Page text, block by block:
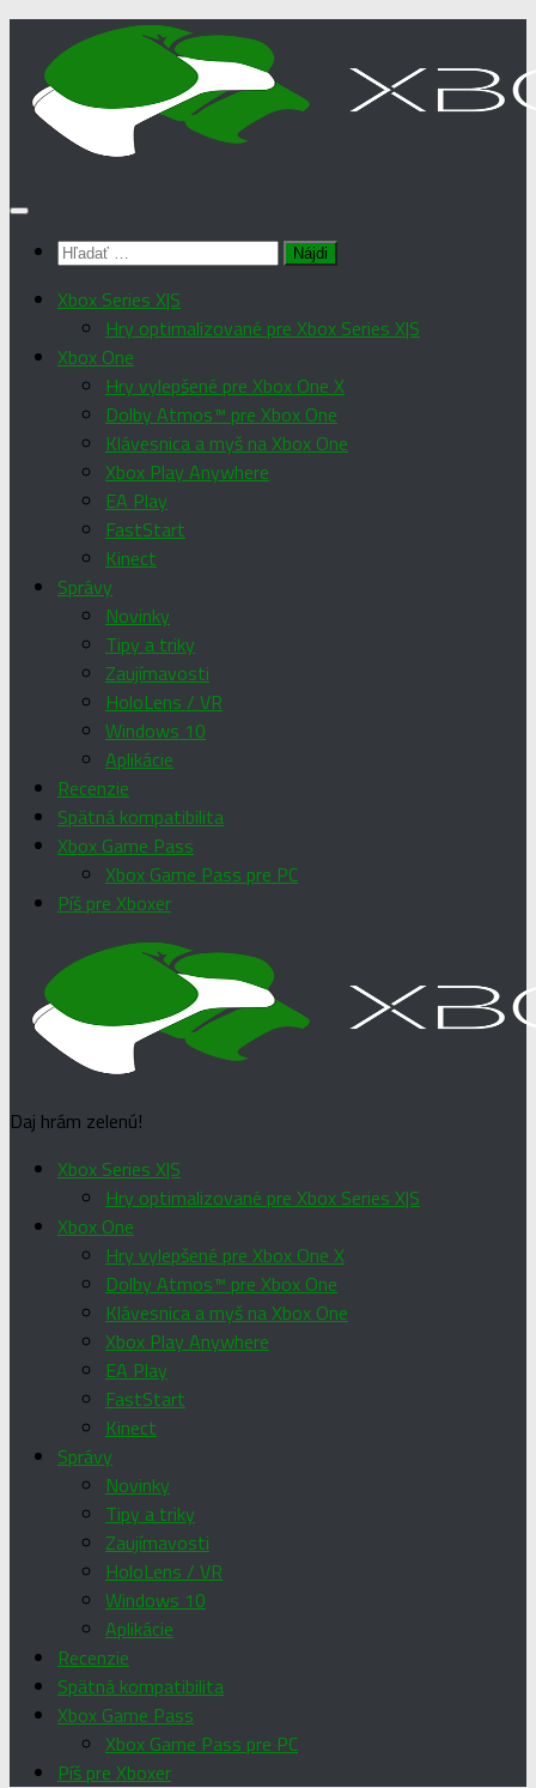
Preskočiť
obsah
Hľadať:
Xbox Series X|S
Hry optimalizované pre Xbox Series X|S
Xbox One
Hry vylepšené pre Xbox One X
Dolby Atmos™ pre Xbox One
Klávesnica a myš na Xbox One
Xbox Play Anywhere
EA Play
FastStart
Kinect
Správy
Novinky
Tipy a triky
Zaujímavosti
HoloLens / VR
Windows 10
Aplikácie
Recenzie
Spätná kompatibilita
Xbox Game Pass
Xbox Game Pass pre PC
Píš pre Xboxer
Daj hrám zelenú!
Xbox Series X|S
Hry optimalizované pre Xbox Series X|S
Xbox One
Hry vylepšené pre Xbox One X
Dolby Atmos™ pre Xbox One
Klávesnica a myš na Xbox One
Xbox Play Anywhere
EA Play
FastStart
Kinect
Správy
Novinky
Tipy a triky
Zaujímavosti
HoloLens / VR
Windows 10
Aplikácie
Recenzie
Spätná kompatibilita
Xbox Game Pass
Xbox Game Pass pre PC
Píš pre Xboxer